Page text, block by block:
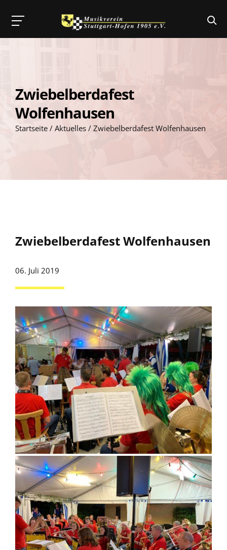
Zwiebelberdafest
Wolfenhausen
Startseite / Aktuelles / Zwiebelberdafest Wolfenhausen
Zwiebelberdafest Wolfenhausen
06. Juli 2019